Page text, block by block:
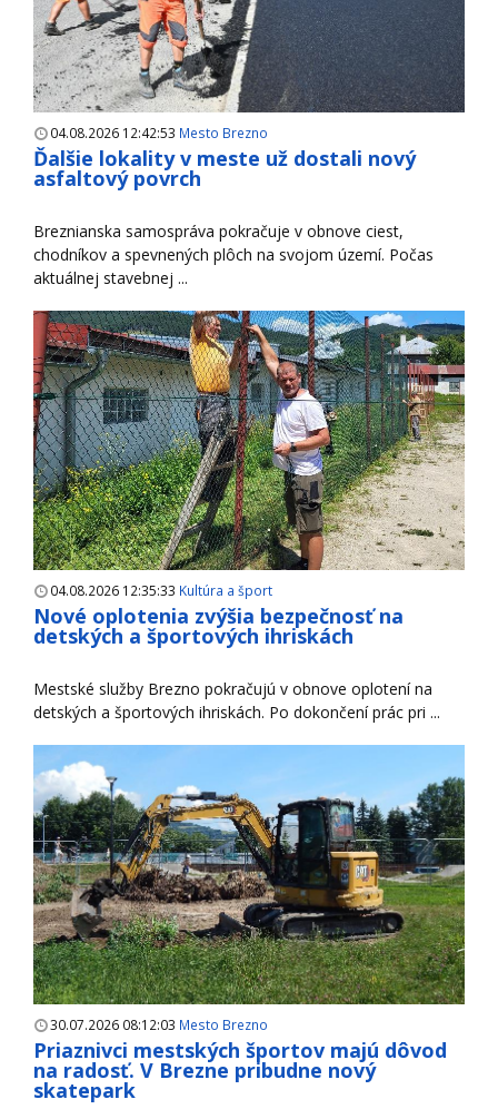
04.08.2026 12:42:53 Mesto Brezno
Ďalšie lokality v meste už dostali nový
asfaltový povrch
Breznianska samospráva pokračuje v obnove ciest,
chodníkov a spevnených plôch na svojom území. Počas
aktuálnej stavebnej ...
04.08.2026 12:35:33 Kultúra a šport
Nové oplotenia zvýšia bezpečnosť na
detských a športových ihriskách
Mestské služby Brezno pokračujú v obnove oplotení na
detských a športových ihriskách. Po dokončení prác pri ...
30.07.2026 08:12:03 Mesto Brezno
Priaznivci mestských športov majú dôvod
na radosť. V Brezne pribudne nový
skatepark